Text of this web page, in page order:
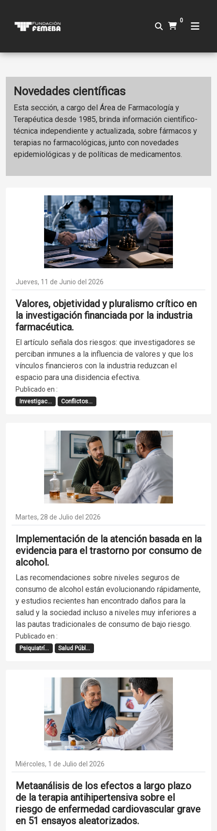
0
Novedades científicas
Esta sección, a cargo del Área de Farmacología y
Terapéutica desde 1985, brinda información científico-
técnica independiente y actualizada, sobre fármacos y
terapias no farmacológicas, junto con novedades
epidemiológicas y de políticas de medicamentos.
Jueves, 11 de Junio del 2026
Valores, objetividad y pluralismo crítico en
la investigación financiada por la industria
farmacéutica.
El artículo señala dos riesgos: que investigadores se
perciban inmunes a la influencia de valores y que los
vínculos financieros con la industria reduzcan el
espacio para una disidencia efectiva.
Publicado en :
Investigac... Conflictos...
Martes, 28 de Julio del 2026
Implementación de la atención basada en la
evidencia para el trastorno por consumo de
alcohol.
Las recomendaciones sobre niveles seguros de
consumo de alcohol están evolucionando rápidamente,
y estudios recientes han encontrado daños para la
salud y la sociedad incluso a niveles muy inferiores a
las pautas tradicionales de consumo de bajo riesgo.
Publicado en :
Psiquiatrí... Salud Públ...
Miércoles, 1 de Julio del 2026
Metaanálisis de los efectos a largo plazo
de la terapia antihipertensiva sobre el
riesgo de enfermedad cardiovascular grave
en 51 ensayos aleatorizados.